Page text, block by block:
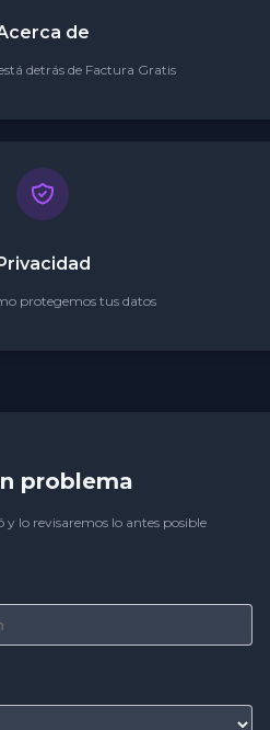
de
detrás de Factura Gratis
protegemos tus datos
problema
y lo revisaremos lo antes posible